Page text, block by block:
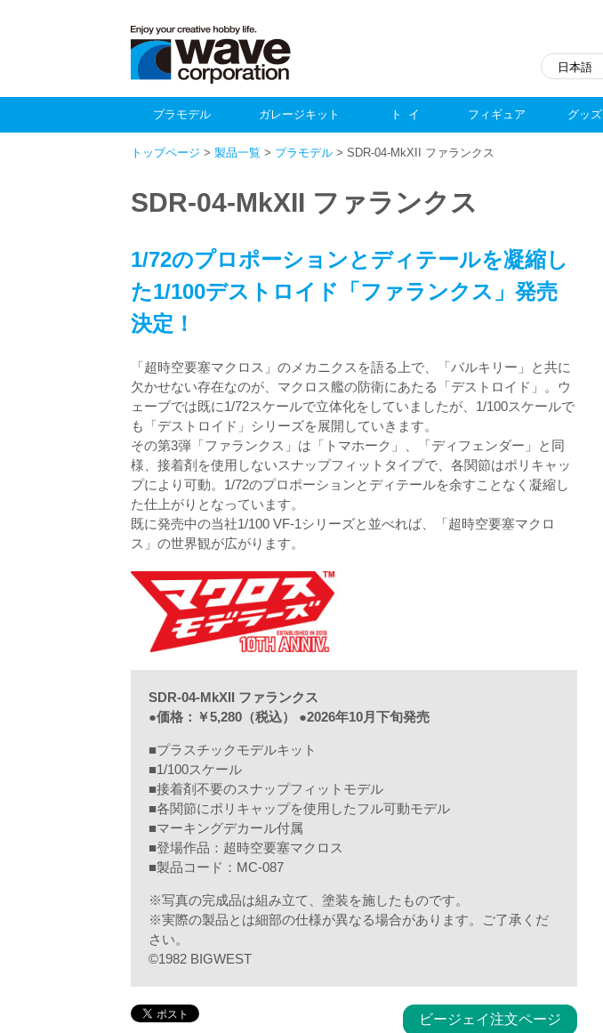
プラモデル ガレージキット トイ フィギュア グッズ
トップページ > 製品一覧 > プラモデル > SDR-04-MkXII ファランクス
SDR-04-MkXII ファランクス
1/72のプロポーションとディテールを凝縮し
た1/100デストロイド「ファランクス」発売
決定！
「超時空要塞マクロス」のメカニクスを語る上で、「バルキリー」と共に
欠かせない存在なのが、マクロス艦の防衛にあたる「デストロイド」。ウ
ェーブでは既に1/72スケールで立体化をしていましたが、1/100スケールで
も「デストロイド」シリーズを展開していきます。
その第3弾「ファランクス」は「トマホーク」、「ディフェンダー」と同
様、接着剤を使用しないスナップフィットタイプで、各関節はポリキャッ
プにより可動。1/72のプロポーションとディテールを余すことなく凝縮し
た仕上がりとなっています。
既に発売中の当社1/100 VF-1シリーズと並べれば、「超時空要塞マクロ
ス」の世界観が広がります。
SDR-04-MkXII ファランクス
●価格：￥5,280（税込） ●2026年10月下旬発売
■プラスチックモデルキット
■1/100スケール
■接着剤不要のスナップフィットモデル
■各関節にポリキャップを使用したフル可動モデル
■マーキングデカール付属
■登場作品：超時空要塞マクロス
■製品コード：MC-087
※写真の完成品は組み立て、塗装を施したものです。
※実際の製品とは細部の仕様が異なる場合があります。ご了承くだ
さい。
©1982 BIGWEST
ビージェイ注文ページ